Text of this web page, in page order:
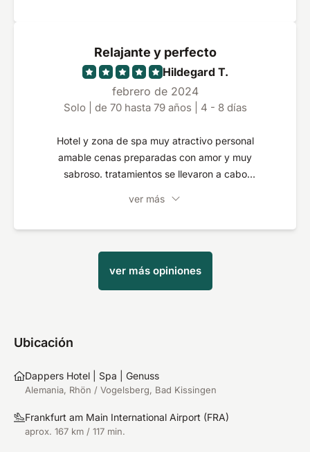
Relajante y perfecto
Hildegard T.
febrero de 2024
Solo | de 70 hasta 79 años | 4 - 8 días
Hotel y zona de spa muy atractivo personal
amable cenas preparadas con amor y muy
sabroso. tratamientos se llevaron a cabo
ver más
ver más opiniones
Ubicación
Dappers Hotel | Spa | Genuss
Alemania, Rhön / Vogelsberg, Bad Kissingen
Frankfurt am Main International Airport (FRA)
aprox. 167 km / 117 min.